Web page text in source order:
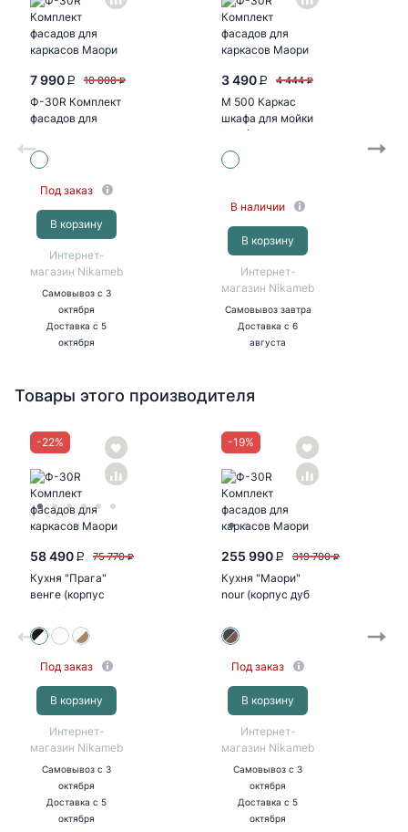
7 990 P 10 008 P
Ф-30R Комплект
фасадов для
В500/Н500/
М500...
Под заказ
В корзину
Интернет-
магазин Nikameb
Самовывозс 3
октября
Доставка с 5
октября
3 490 P 4 444 P
М 500 Каркас
шкафа для мойки
(БЕЛ)
В наличии
В корзину
Интернет-
магазин Nikameb
Самовывоз завтра
Доставка с 6
августа
Товары этого производителя
-22%
58 490 P 75 770 P
Кухня "Прага"
венге (корпус
Под заказ
В корзину
Интернет-
магазин Nikameb
Самовывозс 3
октября
Доставка с 5
октября
-19%
255 990 P 319 700 P
Кухня "Маори"
nour (корпус дуб
Под заказ
В корзину
Интернет-
магазин Nikameb
Самовывозс 3
октября
Доставка с 5
октября